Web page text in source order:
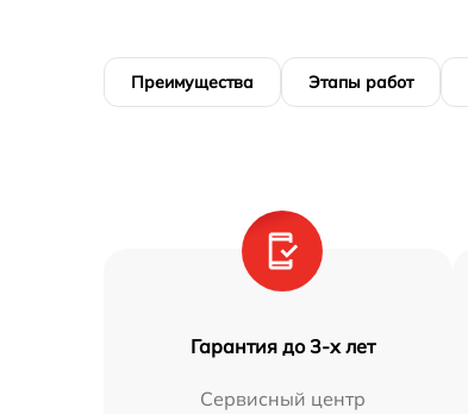
Преимущества Этапы работ
Гарантия до 3-х лет
Сервисный центр